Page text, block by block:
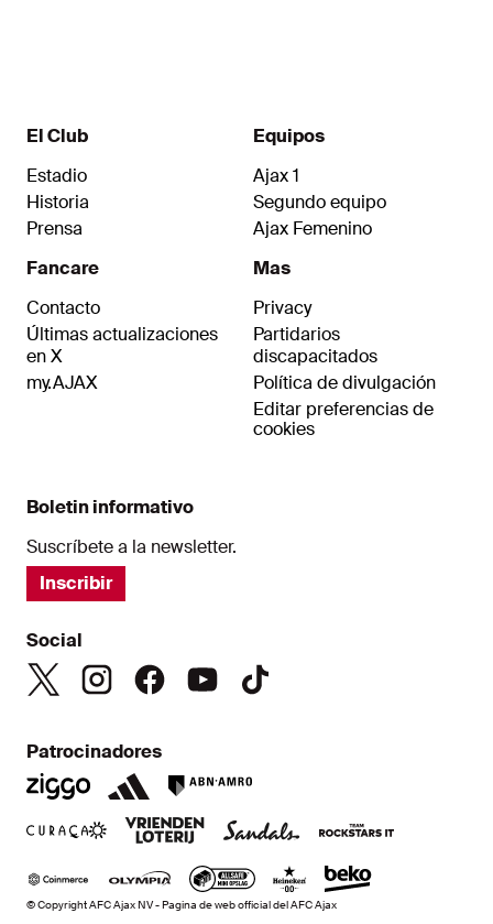
El Club
Estadio
Historia
Prensa
Fancare
Contacto
Últimas actualizaciones
en X
my.AJAX
Equipos
Ajax 1
Segundo equipo
Ajax Femenino
Mas
Privacy
Partidarios
discapacitados
Política de divulgación
Editar preferencias de
cookies
Boletin informativo
Suscríbete a la newsletter.
Inscribir
Social
Patrocinadores
© Copyright AFC Ajax NV - Pagina de web official del AFC Ajax